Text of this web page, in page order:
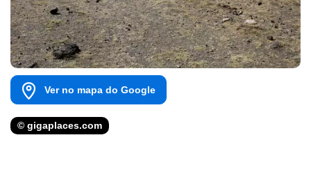
Ver no mapa do Google
© gigaplaces.com